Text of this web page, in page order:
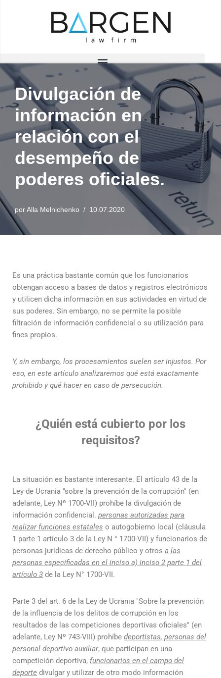
Divulgación de
información en
relación con el
desempeño de
poderes oficiales.
por Alla Melnichenko 10.07.2020
Es una práctica bastante común que los funcionarios
obtengan acceso a bases de datos y registros electrónicos
y utilicen dicha información en sus actividades en virtud de
sus poderes. Sin embargo, no se permite la posible
filtración de información confidencial o su utilización para
fines propios.
Y, sin embargo, los procesamientos suelen ser injustos. Por
eso, en este artículo analizaremos qué está exactamente
prohibido y qué hacer en caso de persecución.
¿Quién está cubierto por los
requisitos?
La situación es bastante interesante. El artículo 43 de la
Ley de Ucrania "sobre la prevención de la corrupción" (en
adelante, Ley Nº 1700-VII) prohíbe la divulgación de
información confidencial. personas autorizadas para
realizar funciones estatales o autogobierno local (cláusula
1 parte 1 artículo 3 de la Ley N ° 1700-VII) y funcionarios de
personas jurídicas de derecho público y otros a las
personas especificadas en el inciso a) inciso 2 parte 1 del
artículo 3 de la Ley N° 1700-VII.
Parte 3 del art. 6 de la Ley de Ucrania "Sobre la prevención
de la influencia de los delitos de corrupción en los
resultados de las competiciones deportivas oficiales" (en
adelante, Ley Nº 743-VIII) prohíbe deportistas, personas del
personal deportivo auxiliar, que participan en una
competición deportiva, funcionarios en el campo del
deporte divulgar y utilizar de otro modo información